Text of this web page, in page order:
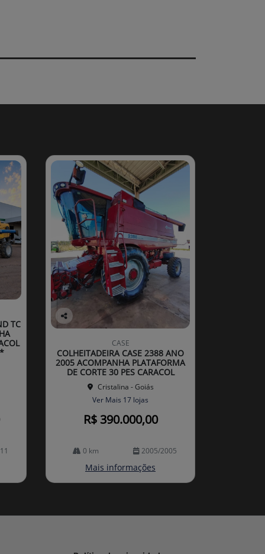
TC
Co
arti
lhe
CASE
COLHEITADEIRA CASE 2388 ANO
2005 ACOMPANHA PLATAFORMA
DE CORTE 30 PES CARACOL
Cristalina - Goiás
Ver Mais 17 lojas
R$ 390.000,00
0 km 2005/2005
Mais informações